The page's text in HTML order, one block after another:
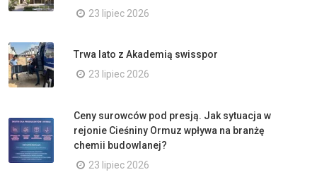
23 lipiec 2026
Trwa lato z Akademią swisspor
23 lipiec 2026
Ceny surowców pod presją. Jak sytuacja w
rejonie Cieśniny Ormuz wpływa na branżę
chemii budowlanej?
23 lipiec 2026